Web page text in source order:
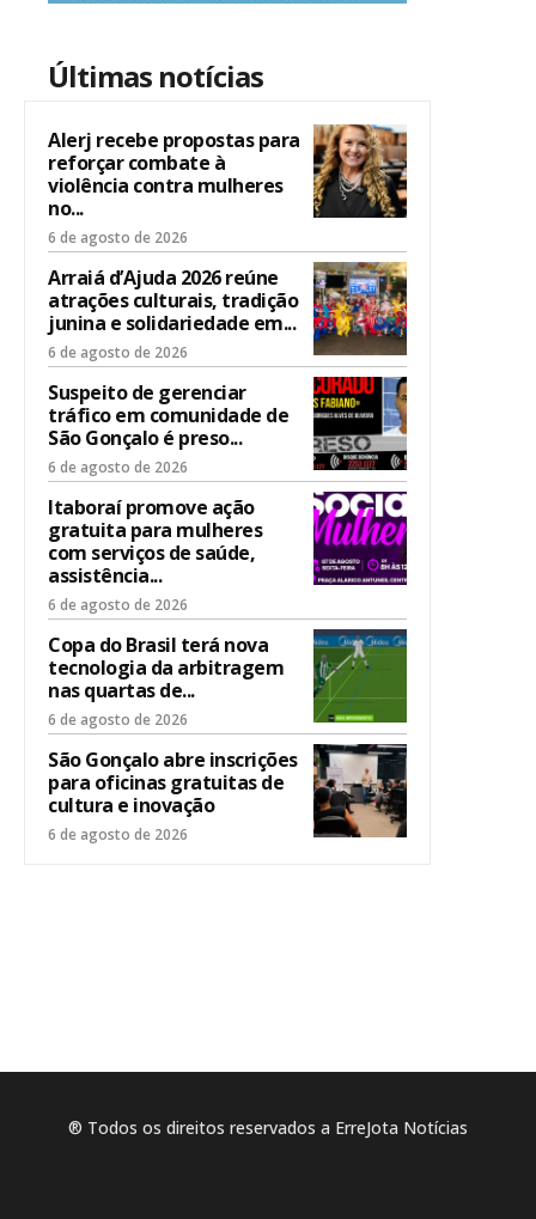
Últimas notícias
Alerj recebe propostas para
reforçar combate à
violência contra mulheres
no...
6 de agosto de 2026
Arraiá d’Ajuda 2026 reúne
atrações culturais, tradição
junina e solidariedade em...
6 de agosto de 2026
Suspeito de gerenciar
tráfico em comunidade de
São Gonçalo é preso...
6 de agosto de 2026
Itaboraí promove ação
gratuita para mulheres
com serviços de saúde,
assistência...
6 de agosto de 2026
Copa do Brasil terá nova
tecnologia da arbitragem
nas quartas de...
6 de agosto de 2026
São Gonçalo abre inscrições
para oficinas gratuitas de
cultura e inovação
6 de agosto de 2026
® Todos os direitos reservados a ErreJota Notícias